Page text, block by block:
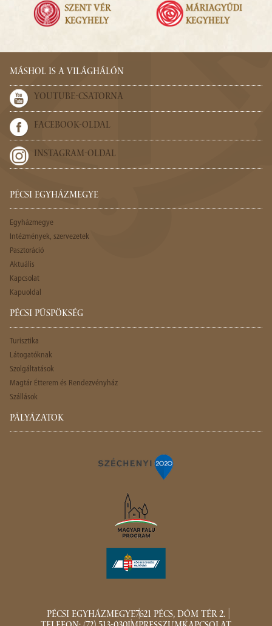
MÁSHOL IS A VILÁGHÁLÓN
YOUTUBE-CSATORNA
FACEBOOK-OLDAL
INSTAGRAM-OLDAL
PÉCSI EGYHÁZMEGYE
Egyházmegye
Intézmények, szervezetek
Pasztoráció
Aktuális
Kapcsolat
Kapuoldal
PÉCSI PÜSPÖKSÉG
Turisztika
Látogatóknak
Szolgáltatások
Magtár Étterem és Rendezvényház
Szállások
PÁLYÁZATOK
PÉCSI EGYHÁZMEGYE7621 PÉCS, DÓM TÉR 2.